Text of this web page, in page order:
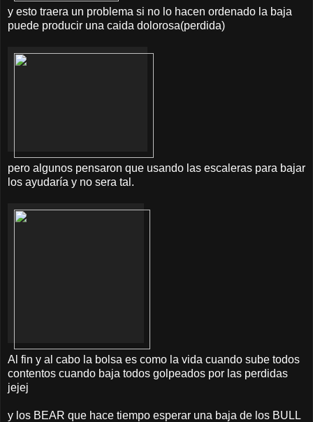
y esto traera un problema si no lo hacen ordenado la baja
puede producir una caida dolorosa(perdida)
pero algunos pensaron que usando las escaleras para bajar
los ayudaría y no sera tal.
Al fin y al cabo la bolsa es como la vida cuando sube todos
contentos cuando baja todos golpeados por las perdidas
jejej
y los BEAR que hace tiempo esperar una baja de los BULL